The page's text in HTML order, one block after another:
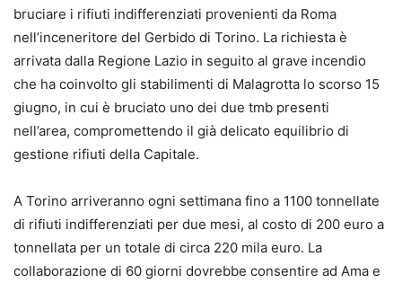
bruciare i rifiuti indifferenziati provenienti da Roma
nell’inceneritore del Gerbido di Torino. La richiesta è
arrivata dalla Regione Lazio in seguito al grave incendio
che ha coinvolto gli stabilimenti di Malagrotta lo scorso 15
giugno, in cui è bruciato uno dei due tmb presenti
nell’area, compromettendo il già delicato equilibrio di
gestione rifiuti della Capitale.
A Torino arriveranno ogni settimana fino a 1100 tonnellate
di rifiuti indifferenziati per due mesi, al costo di 200 euro a
tonnellata per un totale di circa 220 mila euro. La
collaborazione di 60 giorni dovrebbe consentire ad Ama e